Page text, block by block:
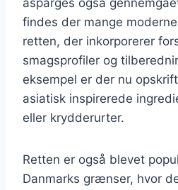
findes der mange
retten, der inkorporerer
smagsprofiler og
eksempel er der nu
asiatisk inspirerede
eller krydderurter.
Retten er også blevet
Danmarks grænser, hvor